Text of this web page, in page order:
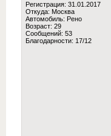
Регистрация: 31.01.2017
Откуда: Москва
Автомобиль: Рено
Возраст: 29
Сообщений: 53
Благодарности: 17/12